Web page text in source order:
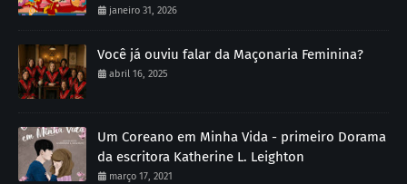
janeiro 31, 2026
Você já ouviu falar da Maçonaria Feminina?
abril 16, 2025
Um Coreano em Minha Vida - primeiro Dorama
da escritora Katherine L. Leighton
março 17, 2021